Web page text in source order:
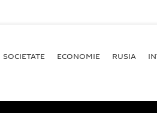
SOCIETATE ECONOMIE RUSIA